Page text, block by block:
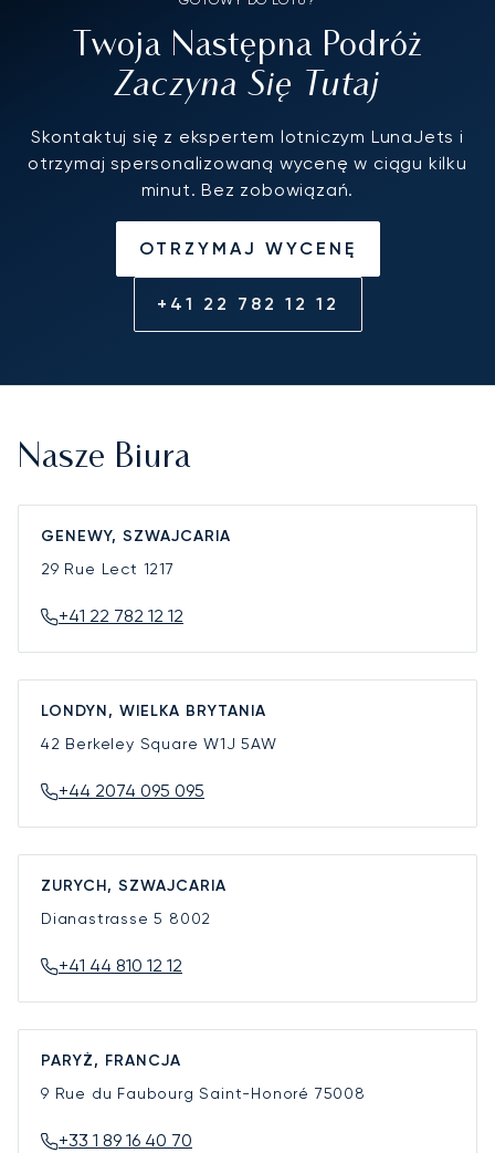
Twoja Następna Podróż
Zaczyna Się Tutaj
Skontaktuj się z ekspertem lotniczym LunaJets i
otrzymaj spersonalizowaną wycenę w ciągu kilku
minut. Bez zobowiązań.
OTRZYMAJ WYCENĘ
+41 22 782 12 12
Nasze Biura
GENEWY, SZWAJCARIA
29 Rue Lect 1217
+41 22 782 12 12
LONDYN, WIELKA BRYTANIA
42 Berkeley SquareW1J 5AW
+44 2074 095 095
ZURYCH, SZWAJCARIA
Dianastrasse 5 8002
+41 44 810 12 12
PARYŻ, FRANCJA
9 Rue du Faubourg Saint-Honoré 75008
+33 1 89 16 40 70